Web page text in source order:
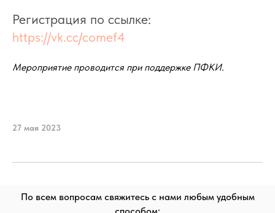
Регистрация по ссылке:
https://vk.cc/comef4
Мероприятие проводится при поддержке ПФКИ.
27 мая 2023
По всем вопросам свяжитесь с нами любым удобным